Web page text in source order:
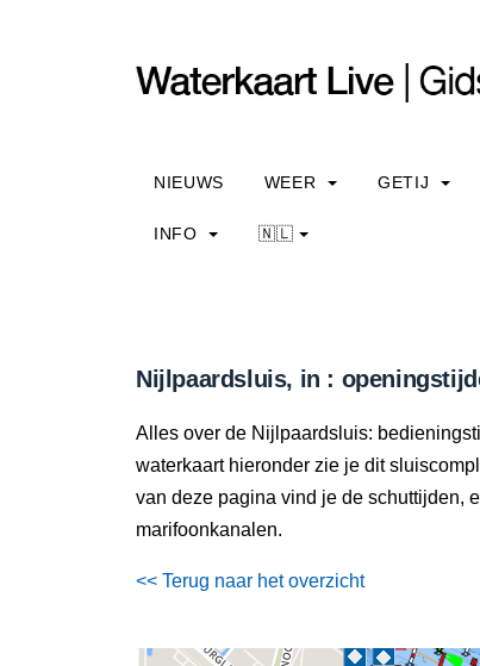
NIEUWS WEER GETIJ
INFO 🇳🇱
Nijlpaardsluis, in :
Alles over de Nijlpaardsluis:
waterkaart hieronder zie je dit
van deze pagina vind je de schuttijden,
marifoonkanalen.
<< Terug naar het overzicht